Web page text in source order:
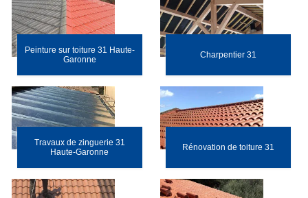
Peinture sur toiture 31 Haute-
Garonne
Charpentier 31
Travaux de zinguerie 31
Haute-Garonne
Rénovation de toiture 31